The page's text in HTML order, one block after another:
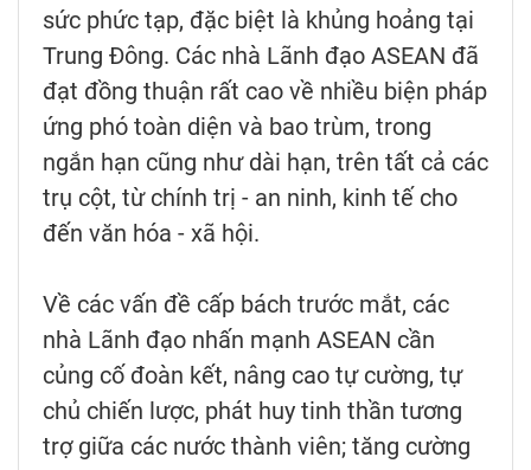
sức phức tạp, đặc biệt là khủng hoảng tại
Trung Đông. Các nhà Lãnh đạo ASEAN đã
đạt đồng thuận rất cao về nhiều biện pháp
ứng phó toàn diện và bao trùm, trong
ngắn hạn cũng như dài hạn, trên tất cả các
trụ cột, từ chính trị - an ninh, kinh tế cho
đến văn hóa - xã hội.
Về các vấn đề cấp bách trước mắt, các
nhà Lãnh đạo nhấn mạnh ASEAN cần
củng cố đoàn kết, nâng cao tự cường, tự
chủ chiến lược, phát huy tinh thần tương
trợ giữa các nước thành viên; tăng cường